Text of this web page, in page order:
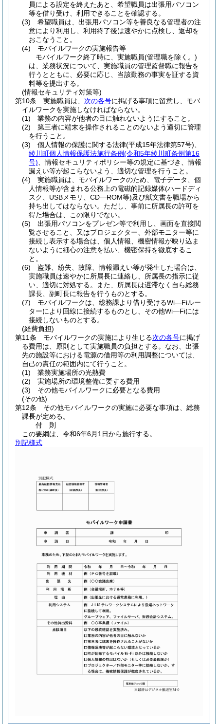
員による設定を終えたあと、希望職員は出張用パソコン
等を借り受け、利用できることを確認する。
(3)
希望職員は、出張用パソコン等を善良なる管理者の注
意により利用し、利用終了後は速やかに点検し、返却を
おこなうこと。
(4)
モバイルワークの実施報告等
モバイルワーク終了時に、実施職員(管理職を除く。)
は、業務状況について、実施職員の管理監督職に報告を
行うとともに、必要に応じ、当該勤務の事実を証する資
料等を提出する。
(情報セキュリティ対策等)
第10条
実施職員は、 次の各号に掲げる事項に留意し、モバ
イルワークを実施しなければならない。
(1)
業務の内容が他者の目に触れないようにすること。
(2)
第三者に端末を操作されることのないよう適切に管理
を行うこと。
(3)
個人情報の保護に関する法律(平成15年法律第57号)
綾川町個人情報保護法施行条例(令和5年綾川町条例第16
号) 、情報セキュリティポリシー等の規定に基づき、情報
漏えい等が起こらないよう、適切な管理を行うこと。
(4)
実施職員は、モバイルワークのため、電子データ、個
人情報等が含まれる公務上の電磁的記録媒体(ハードディ
スク、USBメモリ、CD―ROM等)及び紙文書を職場から
持ち出してはならない。 ただし、事前に所属長の許可を
得た場合は、この限りでない。
(5)
出張用パソコンをプレゼン等で利用し、画面を直接閲
覧させること、又はプロジェクター、外部モニター等に
接続し表示する場合は、個人情報、機密情報が映り込ま
ないように細心の注意を払い、機密保持を徹底するこ
と。
(6)
盗難、紛失、故障、情報漏えい等が発生した場合は、
実施職員は速やかに所属長に連絡し、所属長の指示に従
い、適切に対処する。
また、所属長は遅滞なく自ら総務
課長、副町長に報告を行うものとする。
(7)
モバイルワークは、総務課より借り受けるWi―Fiルー
ターにより回線に接続するものとし、その他Wi―Fiには
接続しないものとする。
(経費負担)
第11条
モバイルワークの実施により生じる次の各号に掲げ
る費用は、原則として実施職員の負担とする。 なお、出張
先の施設等における電源の借用等の利用調整については、
自己の責任の範囲内にて行うこと。
(1)
業務実施場所の光熱費
(2)
実施場所の環境整備に要する費用
(3)
その他モバイルワークに必要となる費用
(その他)
第12条
その他モバイルワークの実施に必要な事項は、総務
課長が定める。
付 則
この要綱は、令和6年6月1日から施行する。
別記様式